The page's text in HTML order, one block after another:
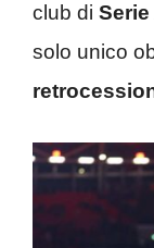
club di Serie
solo unico